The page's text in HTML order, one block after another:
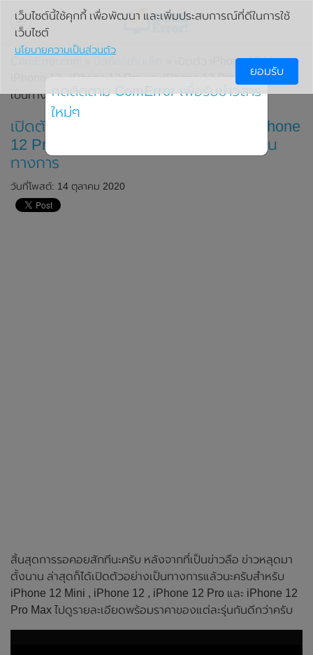
» เปิดตัว iPhone 12 Mini ,
iPhone 12 , iPhone 12 Pro และ iPhone 12 Pro Max อย่าง
เป็นทางการ
เปิดตัว iPhone 12 Mini , iPhone 12 , iPhone
12 Pro และ iPhone 12 Pro Max อย่างเป็น
ทางการ
วันที่โพสต์: 14 ตุลาคม 2020
สิ้นสุดการรอคอยสักทีนะครับ หลังจากที่เป็นข่าวลือ ข่าวหลุดมา
ตั้งนาน ล่าสุดก็ได้เปิดตัวอย่างเป็นทางการแล้วนะครับสำหรับ
iPhone 12 Mini , iPhone 12 , iPhone 12 Pro และ iPhone 12
Pro Max ไปดูรายละเอียดพร้อมราคาของแต่ละรุ่นกันดีกว่าครับ
เว็บไซต์นี้ใช้คุกกี้ เพื่อพัฒนา และเพิ่มประสบการณ์ที่ดีในการใช้
เว็บไซต์
นโยบายความเป็นส่วนตัว
ยอมรับ
กดติดตาม ComError เพื่อรับข่าวสาร
ใหม่ๆ